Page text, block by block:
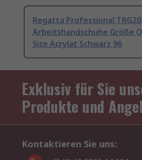
Regatta Professional
Arbeitshandschuhe Größe
Size Acrylat Schwarz 96
Exklusiv für Sie
Produkte und
Kontaktieren Sie uns: